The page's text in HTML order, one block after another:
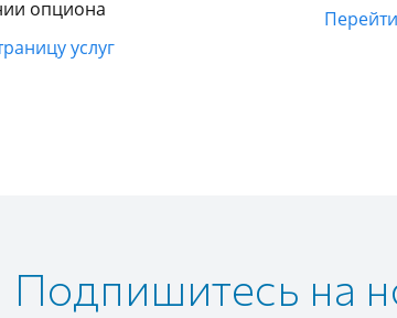
опциона
услуг
Подпишитесь на